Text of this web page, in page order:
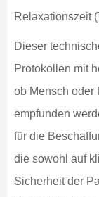
Relaxationszeit
Dieser
Protokollen mit
ob Mensch oder
empfunden
für die
die sowohl auf
Sicherheit der